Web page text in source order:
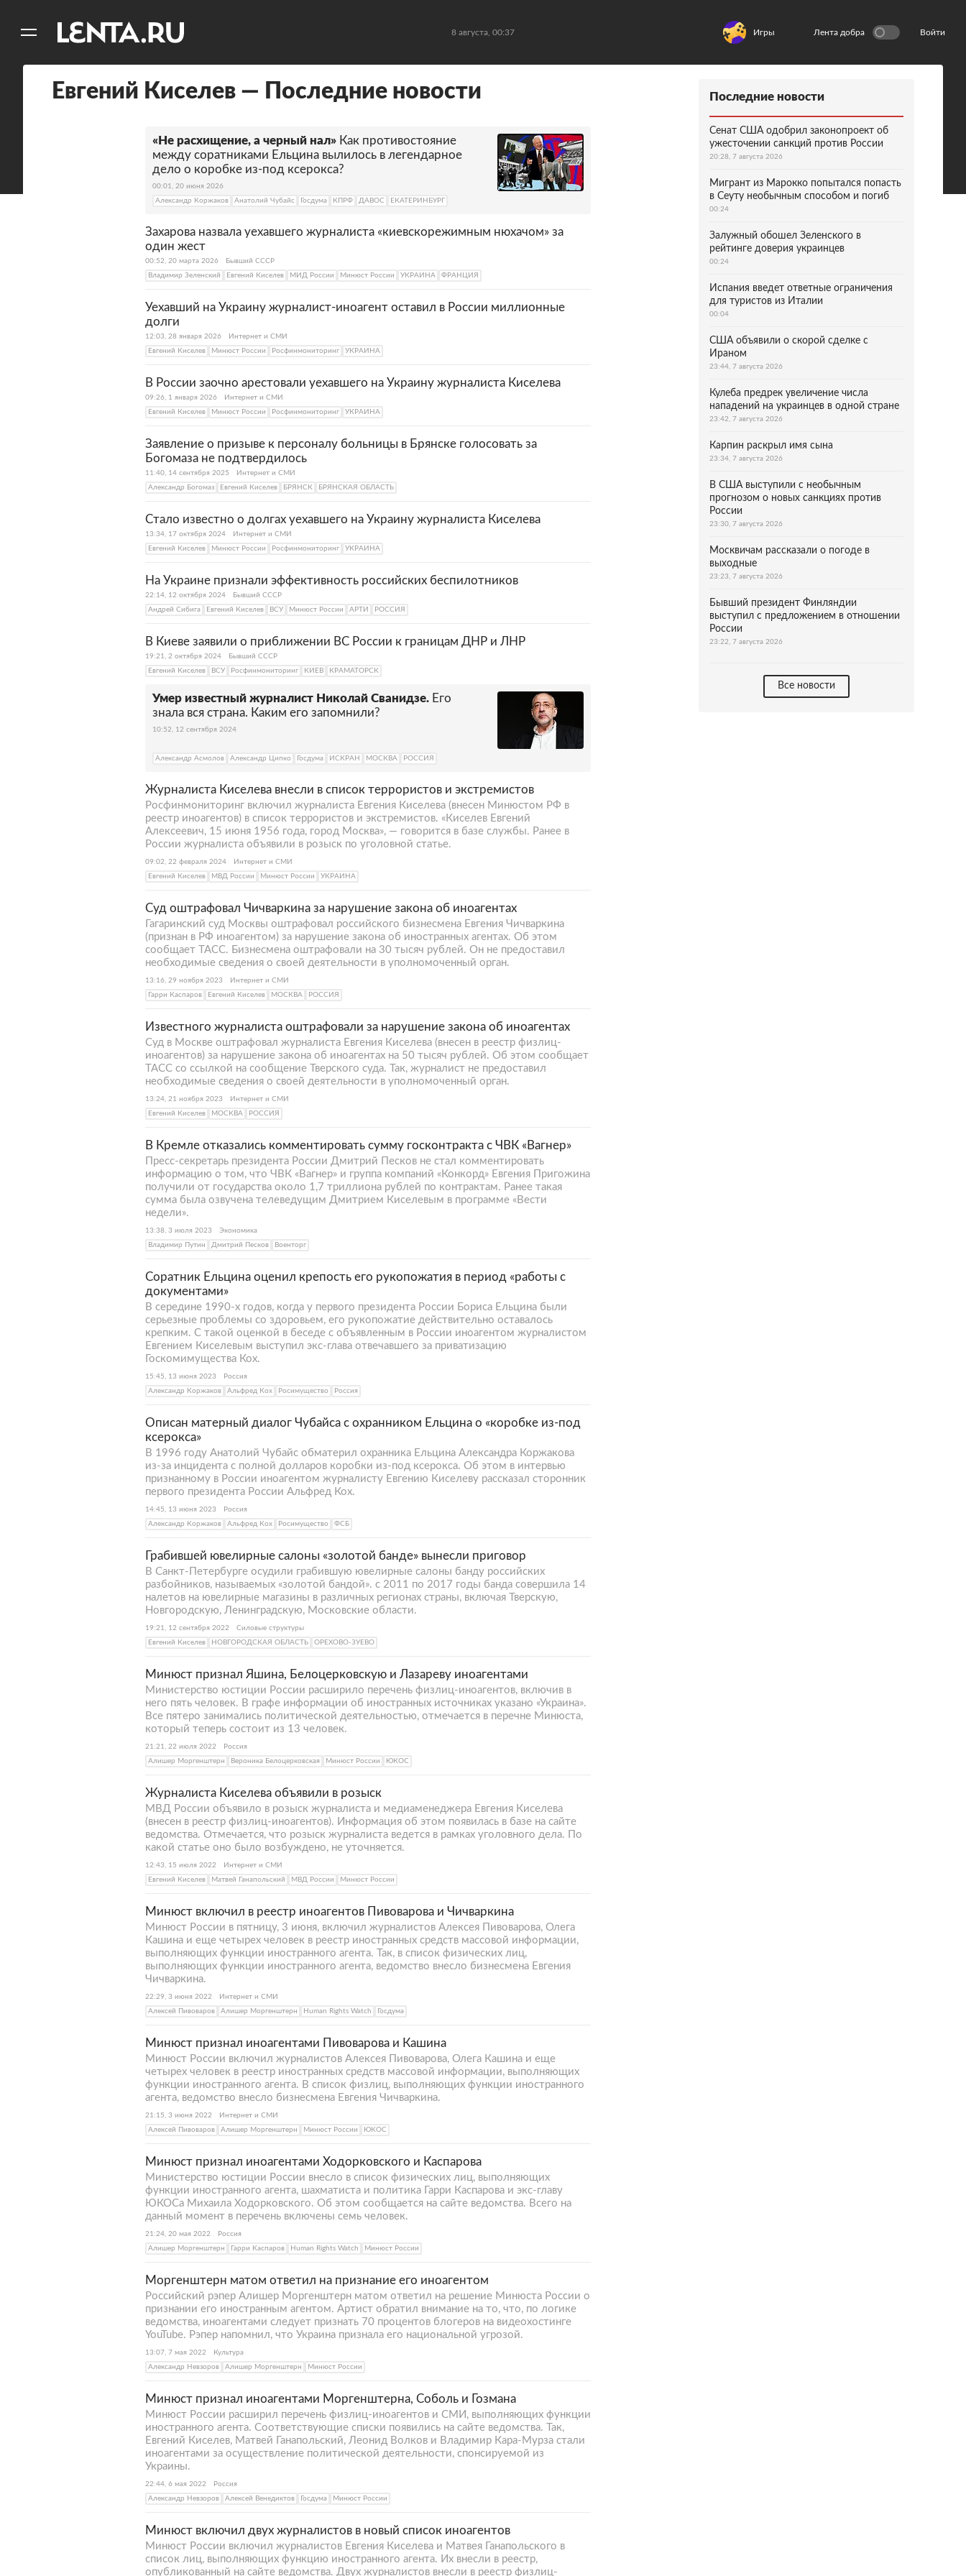
8 августа, 00:37 Игры Лента добра Войти
Евгений Киселев — Последние новости
«Не расхищение, а черный нал» Как противостояние
между соратниками Ельцина вылилось в легендарное
дело о коробке из-под ксерокса?
00:01, 20 июня 2026
Александр Коржаков
Анатолий Чубайс Госдума КПРФ ДАВОС ЕКАТЕРИНБУРГ
Захарова назвала уехавшего журналиста «киевскорежимным нюхачом» за
один жест
00:52, 20 марта 2026
Бывший СССР
Владимир Зеленский
Евгений Киселев МИД России Минюст России УКРАИНА ФРАНЦИЯ
Уехавший на Украину журналист-иноагент оставил в России миллионные
долги
12:03, 28 января 2026
Интернет и СМИ
Евгений Киселев
Минюст России Росфинмониторинг УКРАИНА
В России заочно арестовали уехавшего на Украину журналиста Киселева
09:26, 1 января 2026
Интернет и СМИ
Евгений Киселев
Минюст России Росфинмониторинг УКРАИНА
Заявление о призыве к персоналу больницы в Брянске голосовать за
Богомаза не подтвердилось
11:40, 14 сентября 2025
Интернет и СМИ
Александр Богомаз
Евгений Киселев БРЯНСК БРЯНСКАЯ ОБЛАСТЬ
Стало известно о долгах уехавшего на Украину журналиста Киселева
13:34, 17 октября 2024
Интернет и СМИ
Евгений Киселев
Минюст России Росфинмониторинг УКРАИНА
На Украине признали эффективность российских беспилотников
22:14, 12 октября 2024
Бывший СССР
Андрей Сибига
Евгений Киселев ВСУ Минюст России АРТИ РОССИЯ
В Киеве заявили о приближении ВС России к границам ДНР и ЛНР
19:21, 2 октября 2024
Бывший СССР
Евгений Киселев
ВСУ Росфинмониторинг КИЕВ КРАМАТОРСК
Умер известный журналист Николай Сванидзе. Его
знала вся страна. Каким его запомнили?
10:52, 12 сентября 2024
Александр Асмолов Александр Ципко Госдума ИСКРАН МОСКВА РОССИЯ
Журналиста Киселева внесли в список террористов и экстремистов
Росфинмониторинг включил журналиста Евгения Киселева (внесен Минюстом РФ в
реестр иноагентов) в список террористов и экстремистов. «Киселев Евгений
Алексеевич, 15 июня 1956 года, город Москва», — говорится в базе службы. Ранее в
России журналиста объявили в розыск по уголовной статье.
09:02, 22 февраля 2024
Интернет и СМИ
Евгений Киселев
МВД России Минюст России УКРАИНА
Суд оштрафовал Чичваркина за нарушение закона об иноагентах
Гагаринский суд Москвы оштрафовал российского бизнесмена Евгения Чичваркина
(признан в РФ иноагентом) за нарушение закона об иностранных агентах. Об этом
сообщает ТАСС. Бизнесмена оштрафовали на 30 тысяч рублей. Он не предоставил
необходимые сведения о своей деятельности в уполномоченный орган.
13:16, 29 ноября 2023
Интернет и СМИ
Гарри Каспаров
Евгений Киселев МОСКВА РОССИЯ
Известного журналиста оштрафовали за нарушение закона об иноагентах
Суд в Москве оштрафовал журналиста Евгения Киселева (внесен в реестр физлиц-
иноагентов) за нарушение закона об иноагентах на 50 тысяч рублей. Об этом сообщает
ТАСС со ссылкой на сообщение Тверского суда. Так, журналист не предоставил
необходимые сведения о своей деятельности в уполномоченный орган.
13:24, 21 ноября 2023
Интернет и СМИ
Евгений Киселев
МОСКВА РОССИЯ
В Кремле отказались комментировать сумму госконтракта с ЧВК «Вагнер»
Пресс-секретарь президента России Дмитрий Песков не стал комментировать
информацию о том, что ЧВК «Вагнер» и группа компаний «Конкорд» Евгения Пригожина
получили от государства около 1,7 триллиона рублей по контрактам. Ранее такая
сумма была озвучена телеведущим Дмитрием Киселевым в программе «Вести
недели».
13:38, 3 июля 2023
Экономика
Владимир Путин
Дмитрий Песков Военторг
Соратник Ельцина оценил крепость его рукопожатия в период «работы с
документами»
В середине 1990-х годов, когда у первого президента России Бориса Ельцина были
серьезные проблемы со здоровьем, его рукопожатие действительно оставалось
крепким. С такой оценкой в беседе с объявленным в России иноагентом журналистом
Евгением Киселевым выступил экс-глава отвечавшего за приватизацию
Госкомимущества Кох.
15:45, 13 июня 2023
Россия
Александр Коржаков
Альфред Кох Росимущество Россия
Описан матерный диалог Чубайса с охранником Ельцина о «коробке из-под
ксерокса»
В 1996 году Анатолий Чубайс обматерил охранника Ельцина Александра Коржакова
из-за инцидента с полной долларов коробки из-под ксерокса. Об этом в интервью
признанному в России иноагентом журналисту Евгению Киселеву рассказал сторонник
первого президента России Альфред Кох.
14:45, 13 июня 2023
Россия
Александр Коржаков
Альфред Кох Росимущество ФСБ
Грабившей ювелирные салоны «золотой банде» вынесли приговор
В Санкт-Петербурге осудили грабившую ювелирные салоны банду российских
разбойников, называемых «золотой бандой». с 2011 по 2017 годы банда совершила 14
налетов на ювелирные магазины в различных регионах страны, включая Тверскую,
Новгородскую, Ленинградскую, Московские области.
19:21, 12 сентября 2022
Силовые структуры
Евгений Киселев
НОВГОРОДСКАЯ ОБЛАСТЬ ОРЕХОВО-ЗУЕВО
Минюст признал Яшина, Белоцерковскую и Лазареву иноагентами
Министерство юстиции России расширило перечень физлиц-иноагентов, включив в
него пять человек. В графе информации об иностранных источниках указано «Украина».
Все пятеро занимались политической деятельностью, отмечается в перечне Минюста,
который теперь состоит из 13 человек.
21:21, 22 июля 2022
Россия
Алишер Моргенштерн
Вероника Белоцерковская Минюст России ЮКОС
Журналиста Киселева объявили в розыск
МВД России объявило в розыск журналиста и медиаменеджера Евгения Киселева
(внесен в реестр физлиц-иноагентов). Информация об этом появилась в базе на сайте
ведомства. Отмечается, что розыск журналиста ведется в рамках уголовного дела. По
какой статье оно было возбуждено, не уточняется.
12:43, 15 июля 2022
Интернет и СМИ
Евгений Киселев
Матвей Ганапольский МВД России Минюст России
Минюст включил в реестр иноагентов Пивоварова и Чичваркина
Минюст России в пятницу, 3 июня, включил журналистов Алексея Пивоварова, Олега
Кашина и еще четырех человек в реестр иностранных средств массовой информации,
выполняющих функции иностранного агента. Так, в список физических лиц,
выполняющих функции иностранного агента, ведомство внесло бизнесмена Евгения
Чичваркина.
22:29, 3 июня 2022
Интернет и СМИ
Алексей Пивоваров
Алишер Моргенштерн Human Rights Watch Госдума
Минюст признал иноагентами Пивоварова и Кашина
Минюст России включил журналистов Алексея Пивоварова, Олега Кашина и еще
четырех человек в реестр иностранных средств массовой информации, выполняющих
функции иностранного агента. В список физлиц, выполняющих функции иностранного
агента, ведомство внесло бизнесмена Евгения Чичваркина.
21:15, 3 июня 2022
Интернет и СМИ
Алексей Пивоваров
Алишер Моргенштерн Минюст России ЮКОС
Минюст признал иноагентами Ходорковского и Каспарова
Министерство юстиции России внесло в список физических лиц, выполняющих
функции иностранного агента, шахматиста и политика Гарри Каспарова и экс-главу
ЮКОСа Михаила Ходорковского. Об этом сообщается на сайте ведомства. Всего на
данный момент в перечень включены семь человек.
21:24, 20 мая 2022
Россия
Алишер Моргенштерн
Гарри Каспаров Human Rights Watch Минюст России
Моргенштерн матом ответил на признание его иноагентом
Российский рэпер Алишер Моргенштерн матом ответил на решение Минюста России о
признании его иностранным агентом. Артист обратил внимание на то, что, по логике
ведомства, иноагентами следует признать 70 процентов блогеров на видеохостинге
YouTube. Рэпер напомнил, что Украина признала его национальной угрозой.
13:07, 7 мая 2022
Культура
Александр Невзоров
Алишер Моргенштерн Минюст России
Минюст признал иноагентами Моргенштерна, Соболь и Гозмана
Минюст России расширил перечень физлиц-иноагентов и СМИ, выполняющих функции
иностранного агента. Соответствующие списки появились на сайте ведомства. Так,
Евгений Киселев, Матвей Ганапольский, Леонид Волков и Владимир Кара-Мурза стали
иноагентами за осуществление политической деятельности, спонсируемой из
Украины.
22:44, 6 мая 2022
Россия
Александр Невзоров
Алексей Венедиктов Госдума Минюст России
Минюст включил двух журналистов в новый список иноагентов
Минюст России включил журналистов Евгения Киселева и Матвея Ганапольского в
список лиц, выполняющих функцию иностранного агента. Их внесли в реестр,
опубликованный на сайте ведомства. Двух журналистов внесли в реестр физлиц-
Последние новости
Сенат США одобрил законопроект об
ужесточении санкций против России
20:28, 7 августа 2026
Мигрант из Марокко попытался попасть
в Сеуту необычным способом и погиб
00:24
Залужный обошел Зеленского в
рейтинге доверия украинцев
00:24
Испания введет ответные ограничения
для туристов из Италии
00:04
США объявили о скорой сделке с
Ираном
23:44, 7 августа 2026
Кулеба предрек увеличение числа
нападений на украинцев в одной стране
23:42, 7 августа 2026
Карпин раскрыл имя сына
23:34, 7 августа 2026
В США выступили с необычным
прогнозом о новых санкциях против
России
23:30, 7 августа 2026
Москвичам рассказали о погоде в
выходные
23:23, 7 августа 2026
Бывший президент Финляндии
выступил с предложением в отношении
России
23:22, 7 августа 2026
Все новости